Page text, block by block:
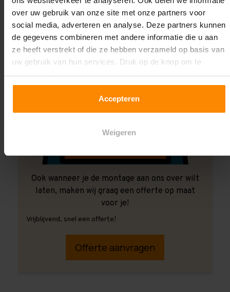
over uw gebruik van onze site met onze partners voor
social media, adverteren en analyse. Deze partners kunnen
de gegevens combineren met andere informatie die u aan
ze heeft verstrekt of die ze hebben verzameld op basis van
uw gebruik van hun services. Druk op de knop om te
accepteren!
Accepteren
Weigeren
Ook wanneer je de montage aan ons over wilt
laten, maken wij graag een offerte op maat
voor je!
Vrijblijvend, snel een offerte!
Offerte aanvragen